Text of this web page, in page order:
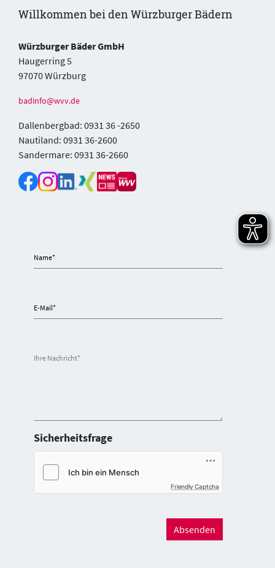
Willkommen bei den Würzburger Bädern
Würzburger Bäder GmbH
Haugerring 5
97070 Würzburg
badinfo@wvv.de
Dallenbergbad: 0931 36 -2650
Nautiland: 0931 36-2600
Sandermare: 0931 36-2660
Name*
E-Mail*
Ihre Nachricht*
Friendly Captcha
Sicherheitsfrage
Absenden